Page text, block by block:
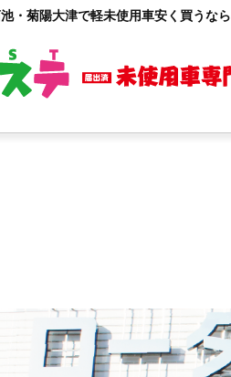
・菊陽大津で軽未使用車安く買うなら